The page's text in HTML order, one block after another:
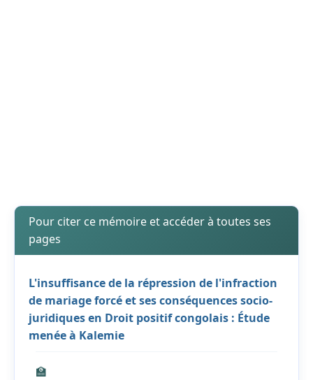
Pour citer ce mémoire et accéder à toutes ses
pages
L'insuffisance de la répression de l'infraction
de mariage forcé et ses conséquences socio-
juridiques en Droit positif congolais : Étude
menée à Kalemie
🏫